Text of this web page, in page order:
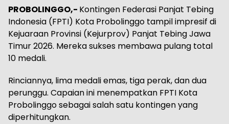
PROBOLINGGO,- Kontingen Federasi Panjat Tebing
Indonesia (FPTI) Kota Probolinggo tampil impresif di
Kejuaraan Provinsi (Kejurprov) Panjat Tebing Jawa
Timur 2026. Mereka sukses membawa pulang total
10 medali.
Rinciannya, lima medali emas, tiga perak, dan dua
perunggu. Capaian ini menempatkan FPTI Kota
Probolinggo sebagai salah satu kontingen yang
diperhitungkan.